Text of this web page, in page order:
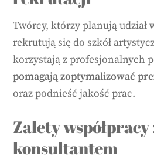
Twórcy, którzy planują udział
rekrutują się do szkół
korzystają z profesjonalnych
pomagają zoptymalizować
oraz podnieść jakość prac.
Zalety współpracy
konsultantem